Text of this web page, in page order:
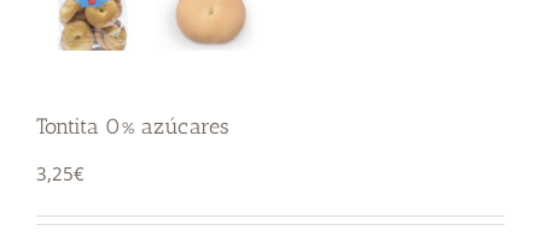
Tontita 0% azúcares
3,25€